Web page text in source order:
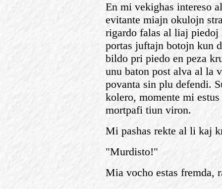
En mi vekighas intereso
evitante miajn okulojn
rigardo falas al liaj
portas juftajn botojn kun
bildo pri piedo en peza
unu baton post alva al la
povanta sin plu defendi.
kolero, momente mi
mortpafi tiun viron.
Mi pashas rekte al li kaj
"Murdisto!"
Mia vocho estas fremda,